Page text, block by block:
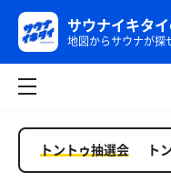
サウナイキタ
地図からサウナが探
トントゥ抽選会 ト